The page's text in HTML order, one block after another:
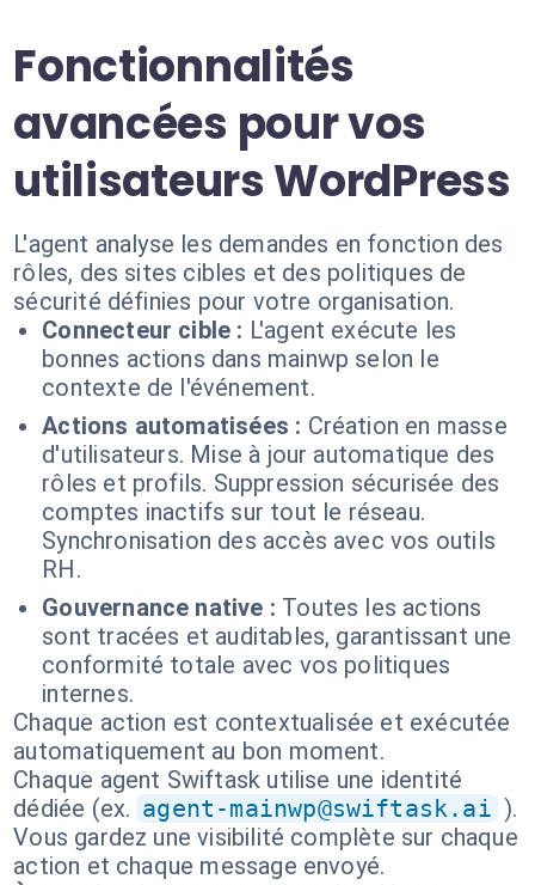
Fonctionnalités
avancées pour vos
utilisateurs WordPress
L'agent analyse les demandes en fonction des
rôles, des sites cibles et des politiques de
sécurité définies pour votre organisation.
Connecteur cible : L'agent exécute les
bonnes actions dans mainwp selon le
contexte de l'événement.
Actions automatisées : Création en masse
d'utilisateurs. Mise à jour automatique des
rôles et profils. Suppression sécurisée des
comptes inactifs sur tout le réseau.
Synchronisation des accès avec vos outils
RH.
Gouvernance native : Toutes les actions
sont tracées et auditables, garantissant une
conformité totale avec vos politiques
internes.
Chaque action est contextualisée et exécutée
automatiquement au bon moment.
Chaque agent Swiftask utilise une identité
dédiée (ex. agent-mainwp@swiftask.ai ).
Vous gardez une visibilité complète sur chaque
action et chaque message envoyé.